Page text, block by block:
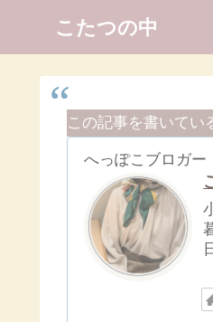
こたつの中
この記事を書いてい
へっぽこブロガー